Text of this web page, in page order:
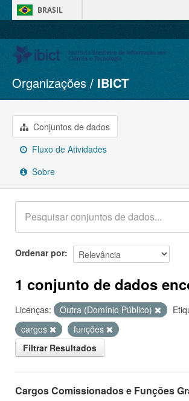
BRASIL
Conjuntos de dados
Organizações
Grupos
Sobre
Organizações IBICT
Conjuntos de dados
Fluxo de Atividades
Sobre
Ordenar por
1 conjunto de dados
Licenças: Outra (Domínio Público)
cargos
funções
Filtrar Resultados
Cargos Comissionados e Funções